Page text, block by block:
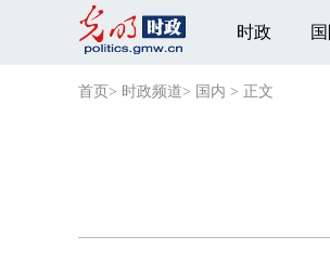
时政
首页 > 时政频道> 国内 > 正文